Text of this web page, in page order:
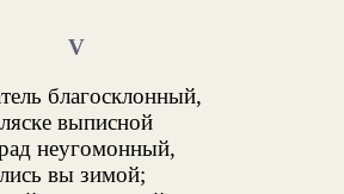
V
благосклонный,
выписной
неугомонный,
вы зимой;